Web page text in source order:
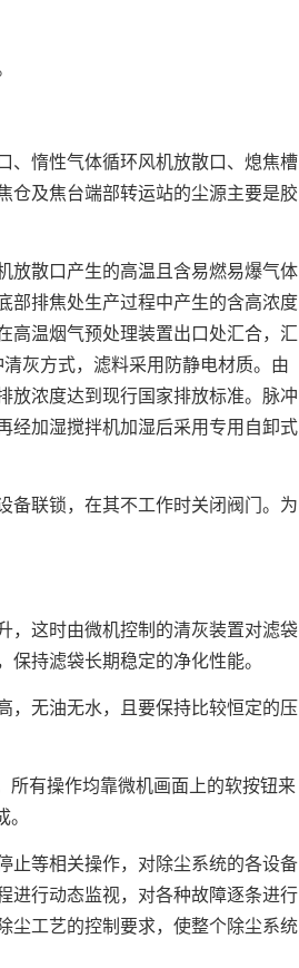
、惰性气体循环风机放散口、熄焦槽
仓及焦台端部转运站的尘源主要是胶
放散口产生的高温且含易燃易爆气体
部排焦处生产过程中产生的含高浓度
高温烟气预处理装置出口处汇合，汇
灰方式，滤料采用防静电材质。由
放浓度达到现行国家排放标准。脉冲
经加湿搅拌机加湿后采用专用自卸式
备联锁，在其不工作时关闭阀门。为
，这时由微机控制的清灰装置对滤袋
持滤袋长期稳定的净化性能。
，无油无水，且要保持比较恒定的压
所有操作均靠微机画面上的软按钮来
止等相关操作，对除尘系统的各设备
进行动态监视，对各种故障逐条进行
尘工艺的控制要求，使整个除尘系统